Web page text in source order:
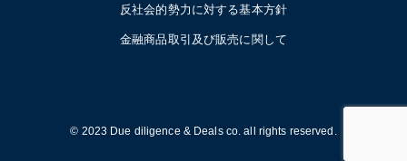
反社会的勢力に対する基本方針
金融商品取引及び販売に関して
© 2023 Due diligence & Deals co. all rights reserved.